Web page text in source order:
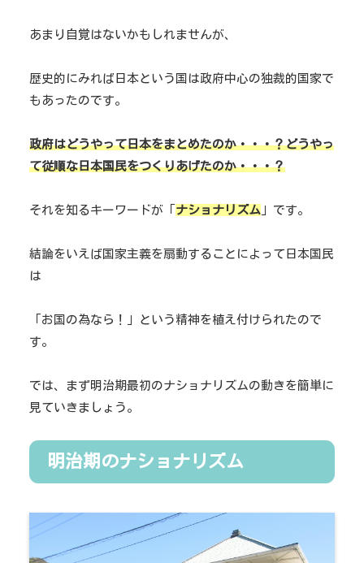
あまり自覚はないかもしれませんが、
歴史的にみれば日本という国は政府中心の独裁的国家で
もあったのです。
政府はどうやって日本をまとめたのか・・・？どうやっ
て従順な日本国民をつくりあげたのか・・・？
それを知るキーワードが「 ナショナリズム 」です。
結論をいえば国家主義を扇動することによって日本国民
は
「お国の為なら！」という精神を植え付けられたので
す。
では、まず明治期最初のナショナリズムの動きを簡単に
見ていきましょう。
明治期のナショナリズム